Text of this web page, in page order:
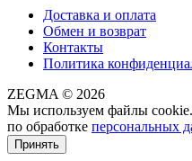
Доставка и оплата
Обмен и возврат
Контакты
Политика
ZEGMA © 2026
Мы используем файлы
по обработке персональных
Принять